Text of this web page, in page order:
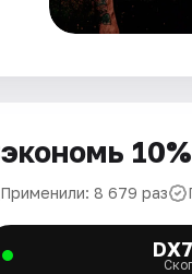
Применили: 8 679 раз